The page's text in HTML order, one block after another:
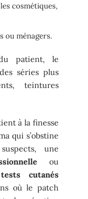
cosmétiques,
ou ménagers.
patient, le
séries plus
teintures
à la finesse
qui s’obstine
une
ou
tests cutanés
où le patch